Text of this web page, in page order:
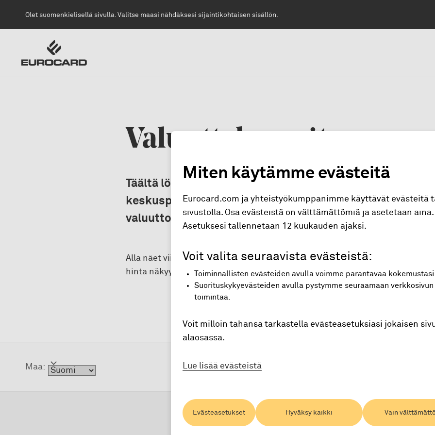
Olet suomenkielisellä sivulla. Valitse maasi nähdäksesi sijaintikohtaisen sisällön.
Valuuttakurssit
Täältä löydät käyttämämme vaihtokurssit ja vertailut
keskuspankin (EKP:n) viitekursseihin, kun vaihdat
valuuttojen välillä.
Alla näet viimeisimmät käytettävissä olevat kurssit valitulle päivämäärälle.
hinta näkyy kyseisen tapahtuman yhteydessä.
Miten käytämme evästeitä
Eurocard.com ja yhteistyökumppanimme käyttävät evästeitä
sivustolla. Osa evästeistä on välttämättömiä ja asetetaan aina.
Asetuksesi tallennetaan 12 kuukauden ajaksi.
Voit valita seuraavista evästeistä:
Toiminnallisten evästeiden avulla voimme parantavaa kokemustasi.
Suorituskykyevästeiden avulla pystymme seuraamaan verkkosivun
toimintaa.
Voit milloin tahansa tarkastella evästeasetuksiasi jokaisen
alaosassa.
Lue lisää evästeistä
Evästeasetukset Hyväksy kaikki Vain
Maa: